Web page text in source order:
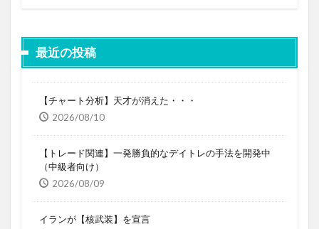
最近の投稿
【チャート分析】天才が消えた・・・
2026/08/10
【トレード関連】一発勝負的なデイトレの手法を開発中
（中級者向け）
2026/08/09
イランが【核武装】を宣言